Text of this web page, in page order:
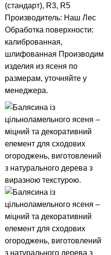
(стандарт), R3, R5
Производитель: Наш Лес
Обработка поверхности:
калиброванная,
шлифованная Производим
изделия из ясеня по
размерам, уточняйте у
менеджера.